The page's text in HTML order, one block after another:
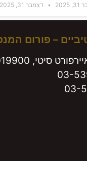
דצמבר 31, 2025
– פורום
03-